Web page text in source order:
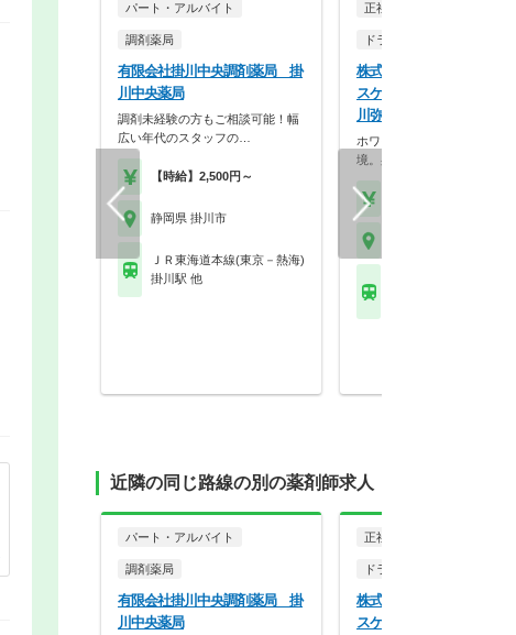
パート・アルバイト
調剤薬局
有限会社掛川中央調剤薬局 掛
川中央薬局
調剤未経験の方もご相談可能！幅
広い年代のスタッフの…
【時給】2,500円～
静岡県 掛川市
ＪＲ東海道本線(東京－熱海)
掛川駅 他
正社員
ドラッグストア（調剤併設
株式会社ココカラファイ
スケア ココカラファイ
川弥生店
ホワイト500認定のクリーン
境。身だしなみの自…
近隣の同じ路線の別の薬剤師求人
パート・アルバイト
調剤薬局
有限会社掛川中央調剤薬局 掛
川中央薬局
正社員
ドラッグストア（調剤併設
株式会社ココカラファイ
スケア ココカラファイ